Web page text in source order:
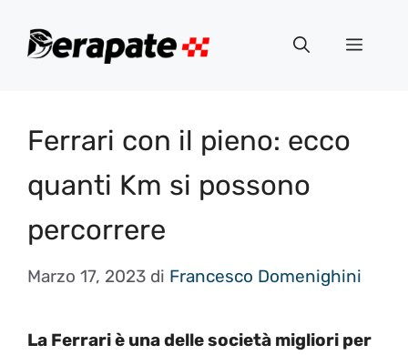
Menu
Ferrari con il pieno: ecco
quanti Km si possono
percorrere
Marzo 17, 2023 di Francesco Domenighini
La Ferrari è una delle società migliori per